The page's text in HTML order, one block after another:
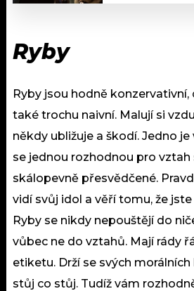
Ryby
Ryby jsou hodně konzervativní,
také trochu naivní. Malují si
někdy ubližuje a škodí. Jedno
se jednou rozhodnou pro vztah
skálopevně přesvědčené.
vidí svůj idol a věří tomu, že
Ryby se nikdy nepouštějí do
vůbec ne do vztahů. Mají rády
etiketu. Drží se svých
stůj co stůj. Tudíž vám